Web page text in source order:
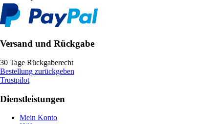
Versand und Rückgabe
30 Tage Rückgaberecht
Bestellung zurückgeben
Trustpilot
Dienstleistungen
Mein Konto